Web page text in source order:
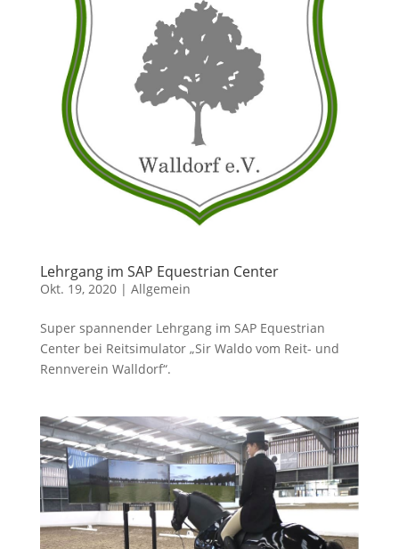
Lehrgang im SAP Equestrian Center
Okt. 19, 2020| Allgemein
Super spannender Lehrgang im SAP Equestrian
Center bei Reitsimulator „Sir Waldo vom Reit- und
Rennverein Walldorf“.